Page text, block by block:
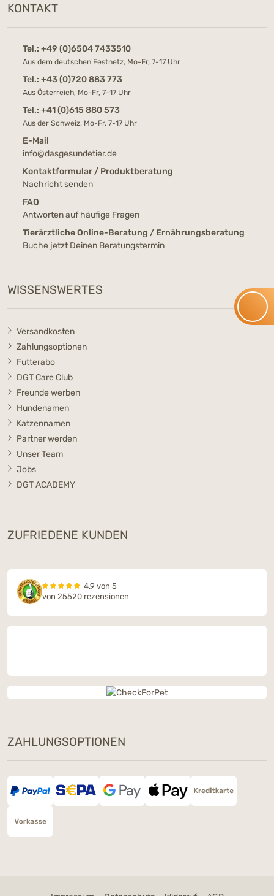
KONTAKT
Tel.: +49 (0)6504 7433510
Aus dem deutschen Festnetz, Mo-Fr, 7-17 Uhr
Tel.: +43 (0)720 883 773
Aus Österreich, Mo-Fr, 7-17 Uhr
Tel.: +41 (0)615 880 573
Aus der Schweiz, Mo-Fr, 7-17 Uhr
E-Mail
info@dasgesundetier.de
Kontaktformular / Produktberatung
Nachricht senden
FAQ
Antworten auf häufige Fragen
Tierärztliche Online-Beratung / Ernährungsberatung
Buche jetzt Deinen Beratungstermin
WISSENSWERTES
Versandkosten
Zahlungsoptionen
Futterabo
DGT Care Club
Freunde werben
Hundenamen
Katzennamen
Partner werden
Unser Team
Jobs
DGT ACADEMY
ZUFRIEDENE KUNDEN
4.9 von 5
von 25520 rezensionen
ZAHLUNGSOPTIONEN